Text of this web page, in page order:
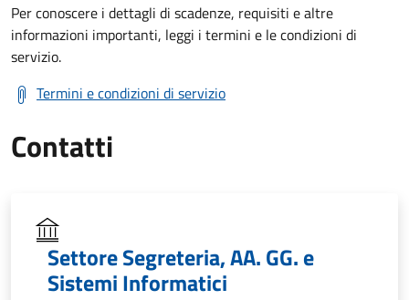
Per conoscere i dettagli di scadenze, requisiti e altre
informazioni importanti, leggi i termini e le condizioni di
servizio.
Termini e condizioni di servizio
Contatti
Settore Segreteria, AA. GG. e
Sistemi Informatici